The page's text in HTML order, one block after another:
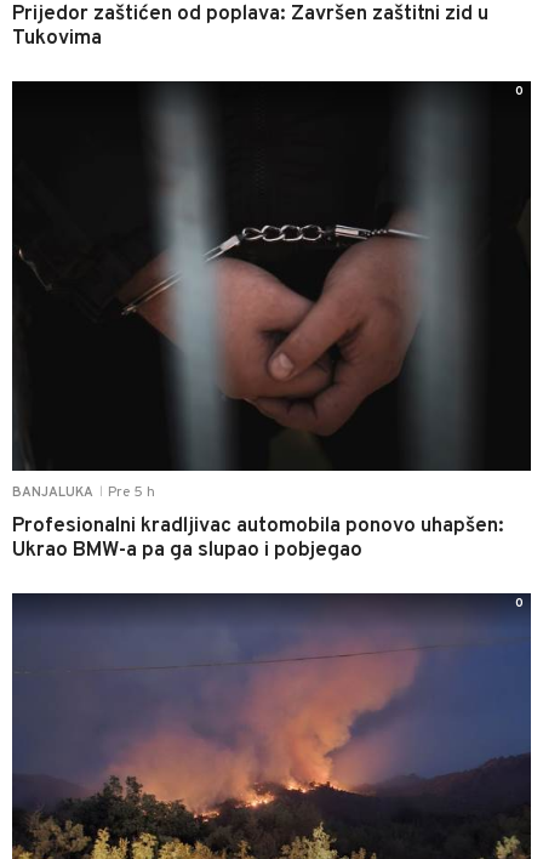
Prijedor zaštićen od poplava: Završen zaštitni zid u
Tukovima
BANJALUKA Pre 5 h
Profesionalni kradljivac automobila ponovo uhapšen:
Ukrao BMW-a pa ga slupao i pobjegao
0
0